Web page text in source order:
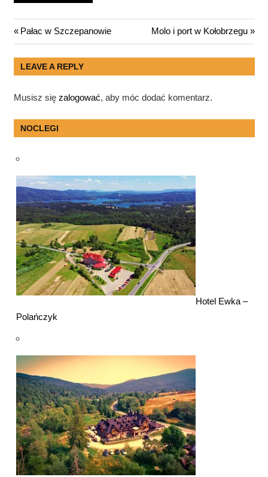
Nawigacja
wpisu
Previous
Post:
Pałac w Szczepanowie
Next
Post:
Molo i port w Kołobrzegu
LEAVE A REPLY
Musisz się zalogować, aby móc dodać komentarz.
NOCLEGI
Hotel Ewka –
Polańczyk